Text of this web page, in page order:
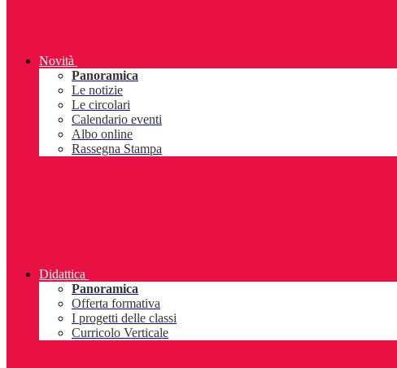
Novità
Panoramica
Le notizie
Le circolari
Calendario eventi
Albo online
Rassegna Stampa
Didattica
Panoramica
Offerta formativa
I progetti delle classi
Curricolo Verticale